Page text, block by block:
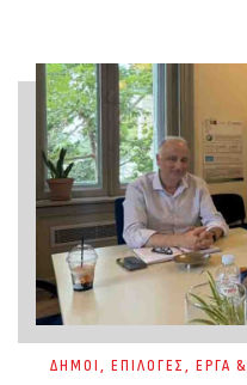
ΔΗΜΟΙ, ΕΠΙΛΟΓΕΣ, ΕΡΓΑ